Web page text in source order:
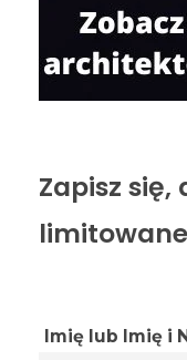
Zapisz
Imię lub Imię i